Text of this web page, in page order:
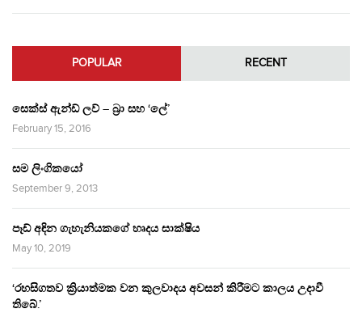
POPULAR RECENT
සෙක්ස් ඇන්ඩ් ලව් – බ්‍රා සහ ‘ලේ’
February 15, 2016
සම ලිංගිකයෝ
September 9, 2013
පෑඩ් අඳින ගැහැනියකගේ හෘදය සාක්ෂිය
May 10, 2019
‘රහසිගතව ක්‍රියාත්මක වන කුලවාදය අවසන් කිරීමට කාලය උදාවී
තිබේ.’